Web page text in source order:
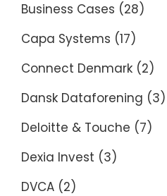
Business Cases (28)
Capa Systems (17)
Connect Denmark (2)
Dansk Dataforening (3)
Deloitte & Touche (7)
Dexia Invest (3)
DVCA (2)